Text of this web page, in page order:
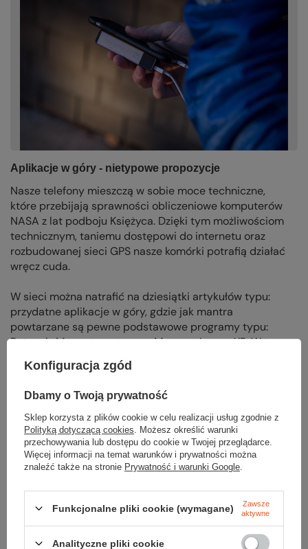
Aplikacje w góry - nietypowe propozycje
Nasze telefony mieszczą w sobie moce techniczne,
które przebijają sprawności obliczeniowe komputerów
NASA z lat podboju Księżyca. Dzięki tym możliwościom
technicznym, taniemu dostępowi do internetu oraz
rozbudowanej sieci GPS nasze komórki potrafią działać
wręcz cuda.
W sieci można natrafić na dziesiątki artykułów typu:
przydatne aplikacje w góry, gdzie jak mantra
powtarzane są pewne podstawowe programy typu:
Ratunek, Mapa-turystyczna, Mapy.cz, Locus, YR. W tym
artykule nie czas i nie miejsce, aby przekonywać,
dlaczego te aplikacje są niezbędne i ważne. Szybka
kwerenda internetowa na różnego rodzaju blogach
oraz portalach o tematyce outdoorowej przekona
czytelnika o ich zaletach.
Celem jest tutaj zaproponowanie kilku aplikacji, które
nie służą zapewnieniu bezpieczeństwa na szlaku, ale
turystę podróż górskim szlakiem.
Konfiguracja zgód
Dbamy o Twoją prywatność
Sklep korzysta z plików cookie w celu realizacji usług zgodnie z
Polityką dotyczącą cookies . Możesz określić warunki
przechowywania lub dostępu do cookie w Twojej przeglądarce.
Więcej informacji na temat warunków i prywatności można
znaleźć także na stronie Prywatność i warunki Google
Funkcjonalne pliki cookie (wymagane)
Zawsze
aktywne
Analityczne pliki cookie